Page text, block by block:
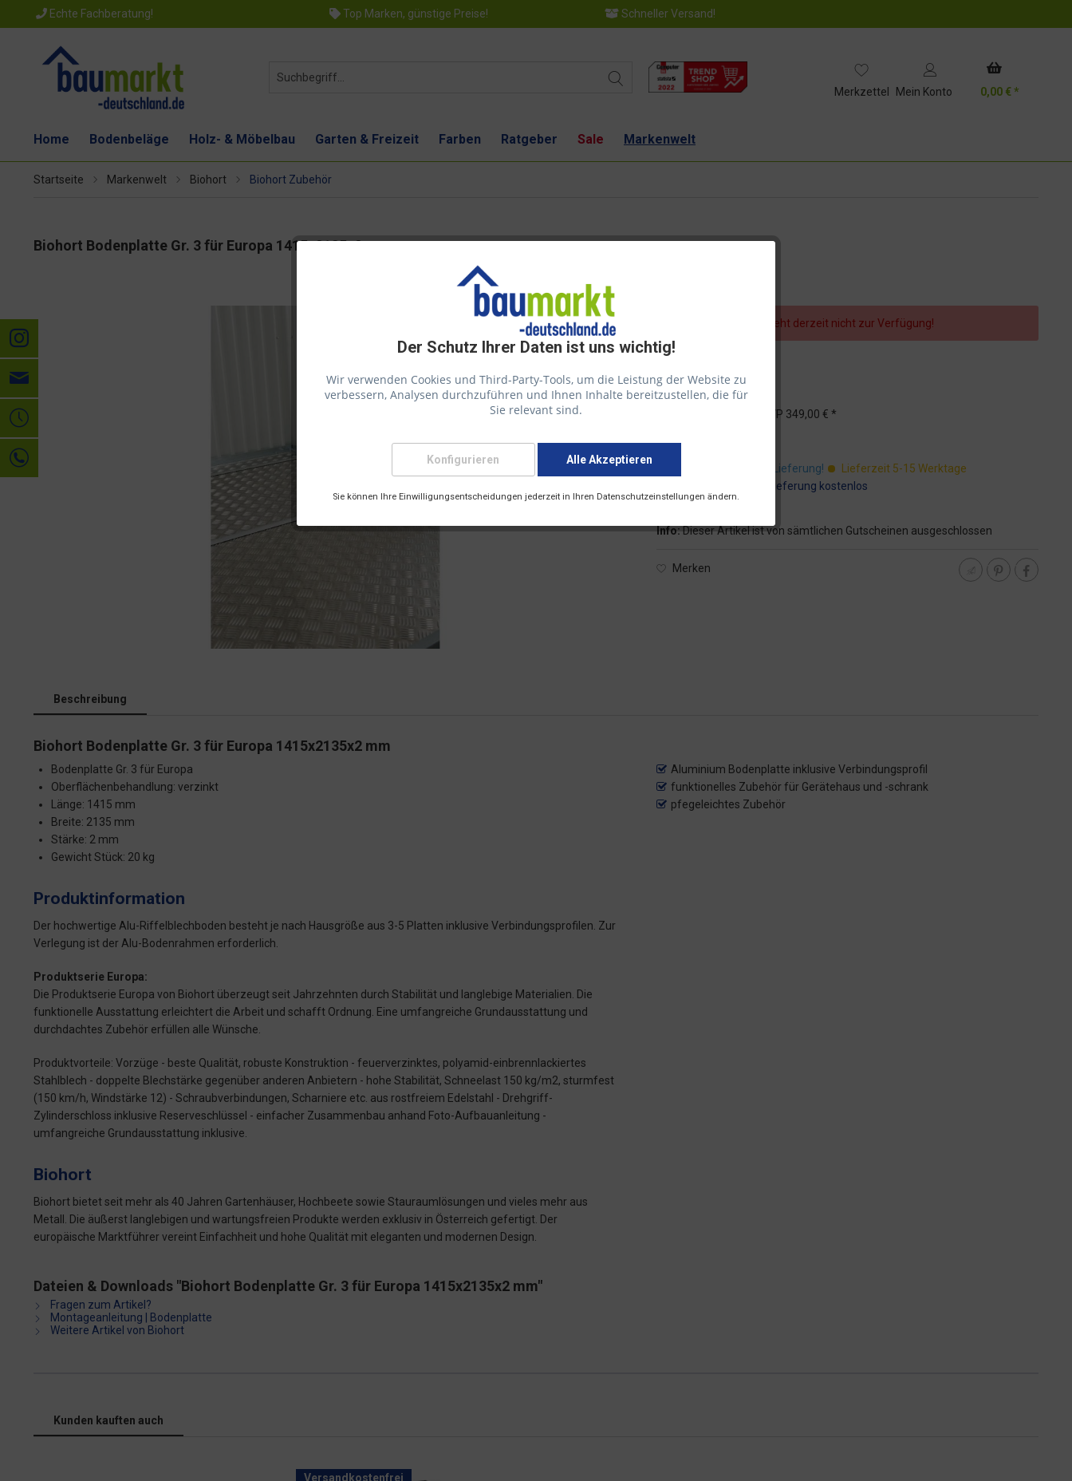
Echte Fachberatung! Top Marken, günstige Preise! Schneller Versand!
Merkzettel Mein Konto 0,00 € *
Home Bodenbeläge Holz- & Möbelbau Garten & Freizeit Farben Ratgeber Sale Markenwelt
Der Schutz Ihrer Daten ist uns wichtig!
Wir verwenden Cookies und Third-Party-Tools, um die Leistung der Website zu
verbessern, Analysen durchzuführen und Ihnen Inhalte bereitzustellen, die für
Sie relevant sind.
Konfigurieren Alle Akzeptieren
Sie können Ihre Einwilligungsentscheidungen jederzeit in Ihren Datenschutzeinstellungen ändern.
Startseite Markenwelt Biohort Biohort Zubehör
Biohort Bodenplatte Gr. 3 für Europa 1415x2135x2 mm
Dieser Artikel steht derzeit nicht zur Verfügung!
UVP 349,00 € *
inkl. 19 % MwSt.
Versandkostenfreie Lieferung!
Lieferzeit 5-15 Werktage
Speditionslieferung kostenlos
Info: Dieser Artikel ist von sämtlichen Gutscheinen ausgeschlossen
Merken
Beschreibung
Biohort Bodenplatte Gr. 3 für Europa 1415x2135x2 mm
Bodenplatte Gr. 3 für Europa
Oberflächenbehandlung: verzinkt
Länge: 1415 mm
Breite: 2135 mm
Stärke: 2 mm
Gewicht Stück: 20 kg
Produktinformation
Der hochwertige Alu-Riffelblechboden besteht je nach Hausgröße aus 3-5 Platten inklusive Verbindungsprofilen. Zur
Verlegung ist der Alu-Bodenrahmen erforderlich.
Produktserie Europa:
Die Produktserie Europa von Biohort überzeugt seit Jahrzehnten durch Stabilität und langlebige Materialien. Die
funktionelle Ausstattung erleichtert die Arbeit und schafft Ordnung. Eine umfangreiche Grundausstattung und
durchdachtes Zubehör erfüllen alle Wünsche.
Produktvorteile: Vorzüge - beste Qualität, robuste Konstruktion - feuerverzinktes, polyamid-einbrennlackiertes
Stahlblech - doppelte Blechstärke gegenüber anderen Anbietern - hohe Stabilität, Schneelast 150 kg/m2, sturmfest
(150 km/h, Windstärke 12) - Schraubverbindungen, Scharniere etc. aus rostfreiem Edelstahl - Drehgriff-
Zylinderschloss inklusive Reserveschlüssel - einfacher Zusammenbau anhand Foto-Aufbauanleitung -
umfangreiche Grundausstattung inklusive.
Biohort
Biohort bietet seit mehr als 40 Jahren Gartenhäuser, Hochbeete sowie Stauraumlösungen und vieles mehr aus
Metall. Die äußerst langlebigen und wartungsfreien Produkte werden exklusiv in Österreich gefertigt. Der
europäische Marktführer vereint Einfachheit und hohe Qualität mit eleganten und modernen Design.
Aluminium Bodenplatte inklusive Verbindungsprofil
funktionelles Zubehör für Gerätehaus und -schrank
pfegeleichtes Zubehör
Dateien & Downloads "Biohort Bodenplatte Gr. 3 für Europa 1415x2135x2 mm"
Fragen zum Artikel?
Montageanleitung | Bodenplatte
Weitere Artikel von Biohort
Kunden kauften auch
Versandkostenfrei